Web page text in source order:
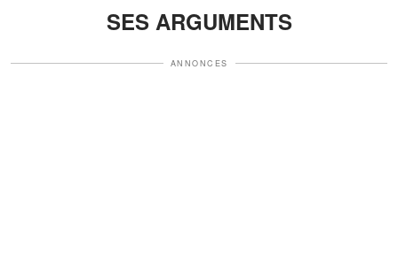
SES ARGUMENTS
ANNONCES